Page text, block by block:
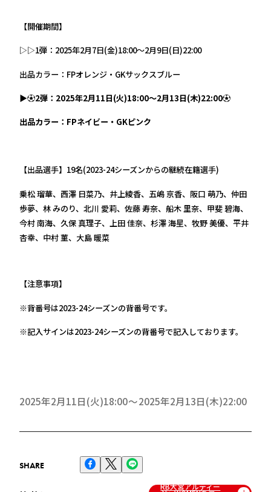
【開催期間】
▷▷1弾：2025年2月7日(金)18:00～2月9日(日)22:00
出品カラー：FPオレンジ・GKサックスブルー
▶⚽2弾：2025年2月11日(火)18:00～2月13日(木)22:00⚽
出品カラー：FPネイビー・GKピンク
【出品選手】19名(2023-24シーズンからの継続在籍選手)
乗松 瑠華、西澤 日菜乃、井上綾香、五嶋 京香、阪口 萌乃、仲田
歩夢、林 みのり、北川 愛莉、佐藤 寿奈、船木 里奈、甲斐 碧海、
今村 南海、久保 真理子、上田 佳奈、杉澤 海星、牧野 美優、平井
杏幸、中村 菫、大島 暖菜
【注意事項】
※背番号は2023-24シーズンの背番号です。
※記入サインは2023-24シーズンの背番号で記入しております。
2025年2月11日(火)18:00 2025年2月13日(木)22:00
SHARE
RB大宮アルディー